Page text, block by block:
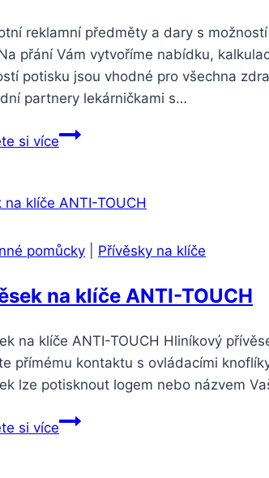
reklamní předměty a dary s
přání Vám vytvoříme nabídku,
potisku jsou vhodné pro všechna
partnery lekárničkami s…
si více
pomůcky Přívěsky na klíče
na klíče ANTI-TOUCH
na klíče ANTI-TOUCH Hliníkový
přímému kontaktu s ovládacími
lze potisknout logem nebo názvem
si více